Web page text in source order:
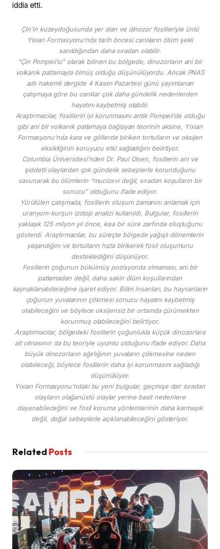
iddia etti.
Çin’in kuzeydoğusunda yer alan ve dinozor fosilleriyle ünlü
Yixian Formasyonu’nda tarih öncesi canlıların ölüm şekli
sanıldığından daha sıradan olabilir.
“Çin Pompeii’si” olarak bilinen bu bölgede, dinozorların ani bir
volkanik patlamayla ölmüş olduğu düşünülüyordu. Ancak PNAS
adlı hakemli dergide 4 Kasım Pazartesi günü yayımlanan
çalışmaya göre bu canlılar çok daha gündelik nedenlerden
hayatını kaybetmiş olabilir.
Araştırmacılar, fosillerin iyi korunmasını antik Pompeii’de olduğu
gibi ani bir volkanik patlamaya bağlayan teorinin aksine, Yixian
Formasyonu’nda kara ve göllerde biriken tortulların ve oksijen
eksikliğinin koruyucu etki sağladığını belirtiyor.
Columbia Üniversitesi’nden Dr. Paul Olsen, fosillerin ani ve
şiddetli olaylardan çok gündelik sebeplerle korunduğunu
savunarak bu ölümlerin “mucizevi değil, sıradan koşulların bir
sonucu” olduğunu ifade ediyor.
Yürütülen çalışmada, fosillerin oluşum zamanını anlamak için
uranyum-kurşun izotop analizi kullanıldı. Bulgular, fosillerin
yaklaşık 125 milyon yıl önce, kısa bir süre zarfında oluştuğunu
gösterdi. Araştırmacılar, bu süreçte bölgede yağışlı dönemlerin
yaşandığını ve tortulların hızla birikerek fosil oluşumunu
desteklediğini düşünüyor.
Fosillerin çoğunun bükülmüş pozisyonda olmaması, ani bir
patlamadan değil, daha sakin ölüm koşullarından
kaynaklanabileceğine işaret ediyor. Bilim insanları, bu hayvanların
çoğunun yuvalarının çökmesi sonucu hayatını kaybetmiş
olabileceğini ve böylece oksijensiz bir ortamda çürümekten
korunmuş olabileceğini belirtiyor.
Araştırmacılar, bölgedeki fosillerin çoğunlukla küçük dinozorlara
ait olmasının da bu teoriyle uyumlu olduğunu ifade ediyor. Daha
büyük dinozorların ağırlığının yuvaların çökmesine neden
olabileceği, böylece fosillerin daha iyi korunmasını sağladığı
düşünülüyor.
Yixian Formasyonu’ndaki bu yeni bulgular, geçmişe dair sıradan
olayların olağanüstü olaylar yerine basit nedenlere
dayanabileceğini ve fosil koruma yöntemlerinin daha karmaşık
değil, doğal sebeplerle açıklanabileceğini gösteriyor.
Related Posts